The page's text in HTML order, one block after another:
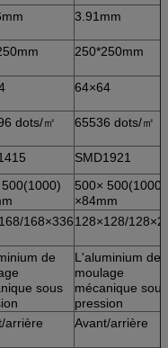
3.91mm
250*250mm
64×64
dots/㎡ 65536 dots/㎡
SMD1921
500× 500(1000)
×84mm
168×336128×128/
de
sous
L'aluminium de
moulage
mécanique sous
pression
arrière Avant/arrière